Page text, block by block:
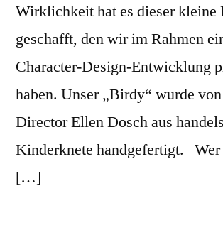
Wirklichkeit hat es dieser kleine
geschafft, den wir im Rahmen
Character-Design-Entwicklung
haben. Unser „Birdy“ wurde
Director Ellen Dosch aus
Kinderknete handgefertigt. Wer
[…]